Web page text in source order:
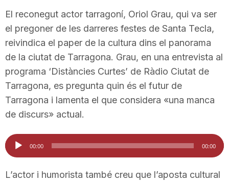
u
t
a
d
e
El reconegut actor tarragoní, Oriol Grau, qui va ser
el pregoner de les darreres festes de Santa Tecla,
reivindica el paper de la cultura dins el panorama
de la ciutat de Tarragona. Grau, en una entrevista al
programa ‘Distàncies Curtes’ de Ràdio Ciutat de
Tarragona, es pregunta quin és el futur de
Tarragona i lamenta el que considera «una manca
de discurs» actual.
Reproductor
d'àudio
00:00 00:00
L’actor i humorista també creu que l’aposta cultural